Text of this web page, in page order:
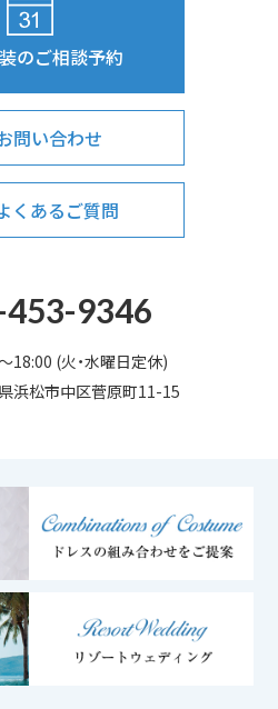
のご相談予約
問い合わせ
くあるご質問
9346
18:00 (火・水曜日定休)
浜松市中区菅原町11-15